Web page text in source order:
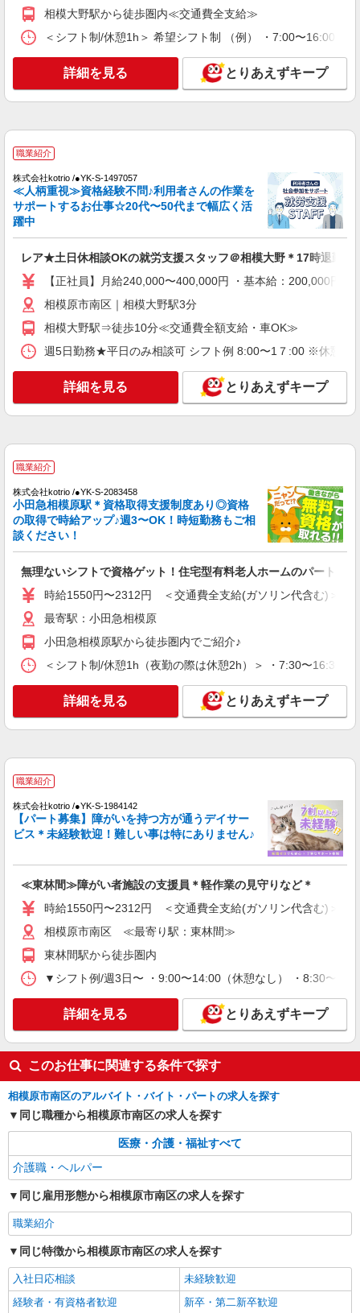
パート
サ高住小規模多機能／介護職／遅出のみ
時給1,282円〜1,346円 ※経験・能力・資格等
による 社会福祉士・介護福祉士 時給1,346円 その
キープ 詳細を見る
パート
パナソニック エイジフリーハウス相模大野 看護小規模多機能
数・時間は応相談
時給1,282円〜1,549円 ※経験・能力・資格等
による 社会福祉士・介護福祉士（夜勤専従） 時給
1,549円 社会福祉士・介護福祉士 時給1,346円 そ
の他資格（夜勤専従） 時給1,371円 その他資格 時
手当 〇土日祝勤務手当 〇夜勤手当 〇深夜勤務手
当 〇年末年始勤務手当 〇早朝7:00〜8:00/夜間
18:00〜20:00は時給25％UP
奈川県相模原市南区相模大野5丁目29番6号
キープ
正社員
資格等による 介護福祉士 月給 26万3510円 社会福
祉士 月給 26万9670円 ※一律処遇改善加算含む ※
夜勤手当6000円/4回を含む 〇資格手当 〇職種手当
〇業務手当 〇首都圏手当 〇時間外勤務手当 〇夜
パナソニック エイジフリーハウス相模大野 神
奈川県相模原市南区相模大野5丁目29番6号
派遣社員
株式会社ブレイブ（マイナビグループ）/MDM14
高齢者向け住宅、グループホームなど様々な勤
務先から選べます。
未経験：時給1600〜1800円（資格・経験によ
る） ◎月収例 時給2000円×1日8時間×22日（週5
日）＝35万2000円 ◆昇給あり ◆支払い方法 ※日
神奈川県相模原市南区 【最寄駅】 ◆JR相模線
「原当麻駅」 ★その他、近隣に多数勤務地ありま
す！
職業紹介
株式会社kotrio /●YK-S-2007866
相模大野駅／住宅型有料老人ホームSTAFF＊
腰や膝への負担少なめ◎
時給1550円〜2312円 ＜交通費全支給(ガソリ
南区
キープ 詳細を見る
派遣社員
株式会社トラストグロース 新宿本社 第2営業部
グループホームでの夜専介護士
時給：1400〜1500円 ※資格や経験面などによ
る
神奈川県相模原市南区
キープ 詳細を見る
株式会社kotrio /●YK-S-2083315
スタッフ♪
時給1550円〜2312円 ＜交通費全支給(ガソリ
ン代含む)＞
キープ 詳細を見る
派遣社員
相模大野駅から徒歩圏内≪交通費全支給≫
＜シフト制/休憩1h＞ 希望シフト制 （例） ・7:00〜16:00
詳細を見る とりあえずキープ
職業紹介
株式会社kotrio /●YK-S-1497057
≪人柄重視≫資格経験不問♪利用者さんの作業を
サポートするお仕事☆20代〜50代まで幅広く活
躍中
レア★土日休相談OKの就労支援スタッフ＠相模大野＊17時退勤も
【正社員】月給240,000〜400,000円 ・基本給：200,000円
相模原市南区｜相模大野駅3分
相模大野駅⇒徒歩10分≪交通費全額支給・車OK≫
週5日勤務★平日のみ相談可 シフト例 8:00〜1７:00 ※休憩
詳細を見る とりあえずキープ
職業紹介
株式会社kotrio /●YK-S-2083458
小田急相模原駅＊資格取得支援制度あり◎資格
の取得で時給アップ♪週3〜OK！時短勤務もご相
談ください！
無理ないシフトで資格ゲット！住宅型有料老人ホームのパート職員
時給1550円〜2312円 ＜交通費全支給(ガソリン代含む)＞
最寄駅：小田急相模原
小田急相模原駅から徒歩圏内でご紹介♪
＜シフト制/休憩1h（夜勤の際は休憩2h）＞ ・7:30〜16:30
詳細を見る とりあえずキープ
職業紹介
株式会社kotrio /●YK-S-1984142
【パート募集】障がいを持つ方が通うデイサー
ビス＊未経験歓迎！難しい事は特にありません♪
≪東林間≫障がい者施設の支援員＊軽作業の見守りなど＊
時給1550円〜2312円 ＜交通費全支給(ガソリン代含む)＞
相模原市南区 ≪最寄り駅：東林間≫
東林間駅から徒歩圏内
▼シフト例/週3日〜 ・9:00〜14:00（休憩なし） ・8:30〜
詳細を見る とりあえずキープ
このお仕事に関連する条件で探す
相模原市南区のアルバイト・バイト・パートの求人を探す
同じ職種から相模原市南区の求人を探す
医療・介護・福祉すべて
介護職・ヘルパー
同じ雇用形態から相模原市南区の求人を探す
職業紹介
同じ特徴から相模原市南区の求人を探す
入社日応相談
未経験歓迎
経験者・有資格者歓迎
新卒・第二新卒歓迎